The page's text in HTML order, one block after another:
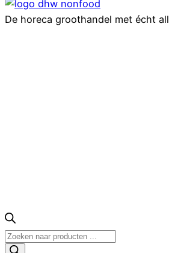
De horeca groothandel met écht
Producten
zoeken